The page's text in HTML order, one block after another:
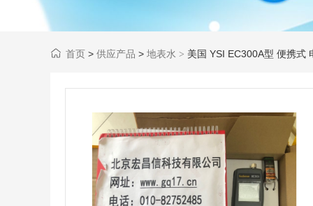
首页 > 供应产品 > 地表水 > 美国 YSI EC300A型 便携式